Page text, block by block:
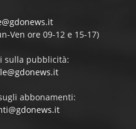
Ven ore 09-12 e 15-17)
sulla pubblicità:
abbonamenti: